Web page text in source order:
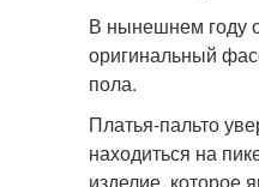
В нынешнем году
оригинальный
пола.
Платья-пальто
находиться на